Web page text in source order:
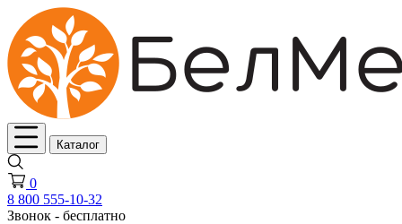
Каталог
0
8 800 555-10-32
Звонок - бесплатно